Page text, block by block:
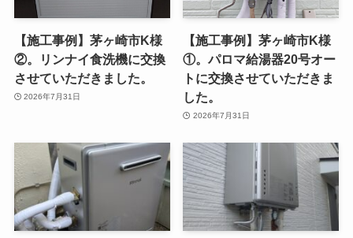
【施工事例】茅ヶ崎市K様
②。リンナイ食洗機に交換
させていただきました。
2026年7月31日
【施工事例】茅ヶ崎市K様
①。パロマ給湯器20号オー
トに交換させていただきま
した。
2026年7月31日